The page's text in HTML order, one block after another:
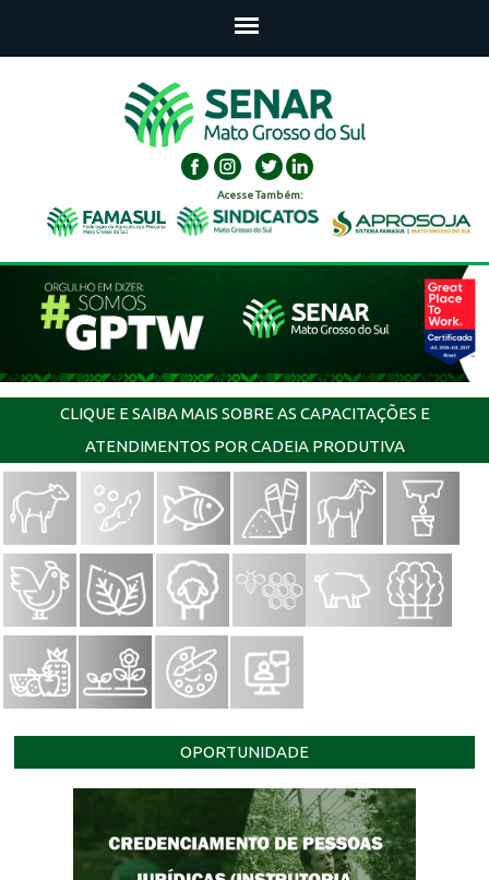
Acesse Também:
CLIQUE E SAIBA MAIS SOBRE AS CAPACITAÇÕES E
ATENDIMENTOS POR CADEIA PRODUTIVA
OPORTUNIDADE